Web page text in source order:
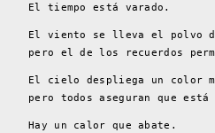
El tiempo está varado.
El viento se lleva el polvo
pero el de los recuerdos
El cielo despliega un color
pero todos aseguran que
Hay un calor que abate.